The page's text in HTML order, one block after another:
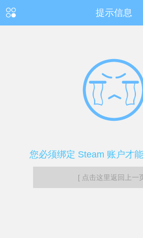
提示信息
您必须绑定 Steam 账户才
[ 点击这里返回上一